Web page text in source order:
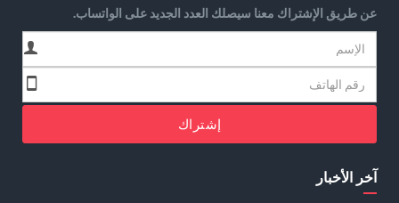
عن طريق الإشتراك معنا سيصلك العدد الجديد على الواتساب.
إشتراك
آخر الأخبار